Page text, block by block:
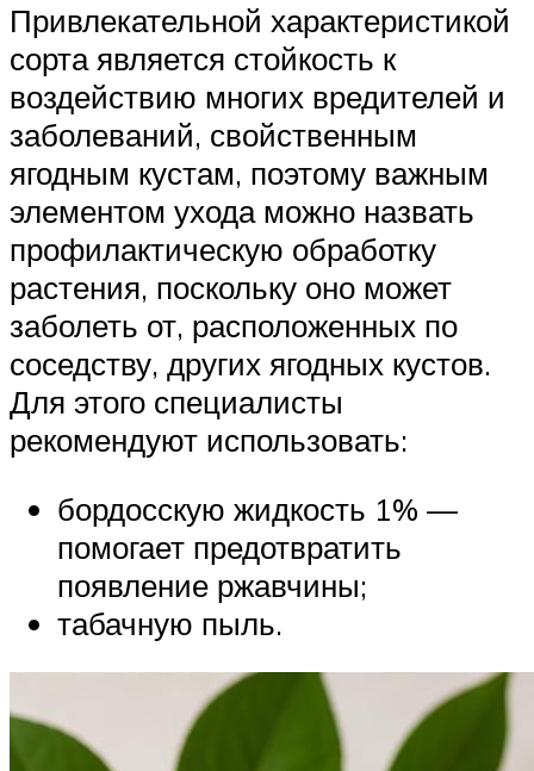
Привлекательной характеристикой
сорта является стойкость к
воздействию многих вредителей и
заболеваний, свойственным
ягодным кустам, поэтому важным
элементом ухода можно назвать
профилактическую обработку
растения, поскольку оно может
заболеть от, расположенных по
соседству, других ягодных кустов.
Для этого специалисты
рекомендуют использовать:
бордосскую жидкость 1% —
помогает предотвратить
появление ржавчины;
табачную пыль.